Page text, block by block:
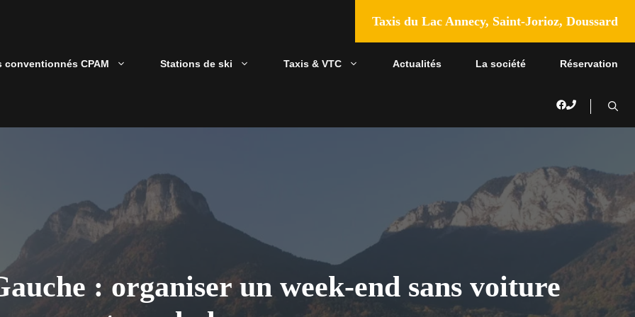
Taxis du Lac Annecy, Saint-Jorioz, Doussard
conventionnés CPAM Stations de ski Taxis & VTC Actualités La société Réservation
: organiser un week-end sans voiture